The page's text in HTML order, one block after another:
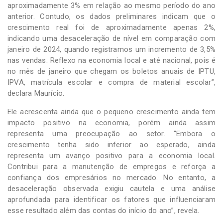
aproximadamente 3% em relação ao mesmo período do ano
anterior. Contudo, os dados preliminares indicam que o
crescimento real foi de aproximadamente apenas 2%,
indicando uma desaceleração de nível em comparação com
janeiro de 2024, quando registramos um incremento de 3,5%
nas vendas. Reflexo na economia local e até nacional, pois é
no mês de janeiro que chegam os boletos anuais de IPTU,
IPVA, matrícula escolar e compra de material escolar”,
declara Maurício.
Ele acrescenta ainda que o pequeno crescimento ainda tem
impacto positivo na economia, porém ainda assim
representa uma preocupação ao setor. “Embora o
crescimento tenha sido inferior ao esperado, ainda
representa um avanço positivo para a economia local.
Contribui para a manutenção de empregos e reforça a
confiança dos empresários no mercado. No entanto, a
desaceleração observada exigiu cautela e uma análise
aprofundada para identificar os fatores que influenciaram
esse resultado além das contas do início do ano”, revela.